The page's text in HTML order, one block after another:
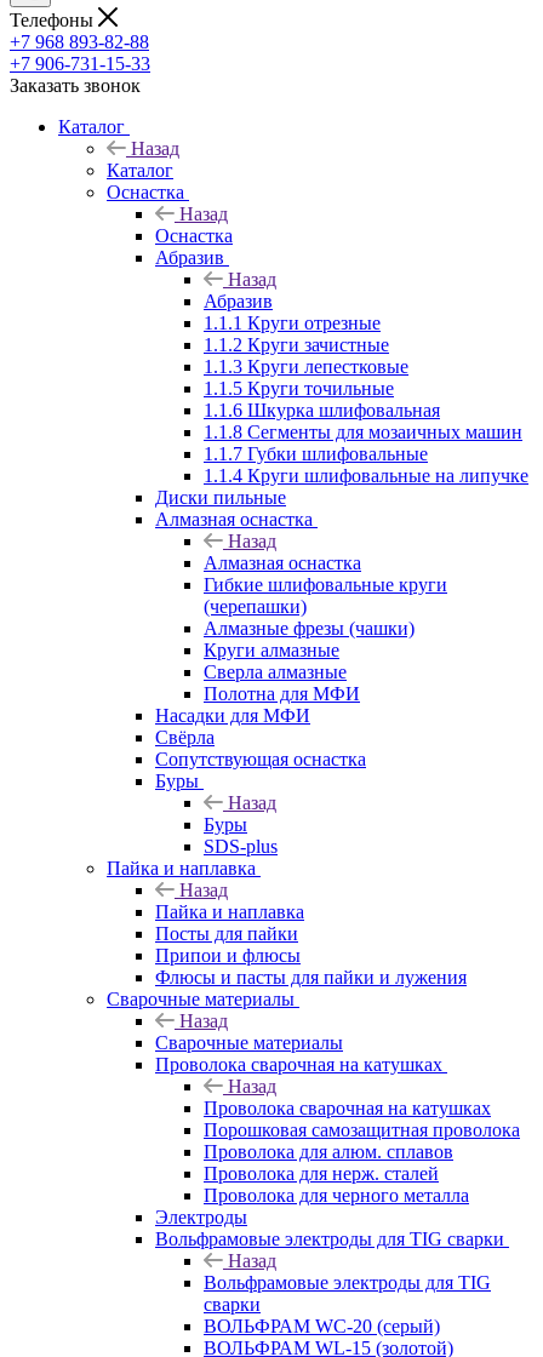
Телефоны
+7 968 893-82-88
+7 906-731-15-33
Заказать звонок
Каталог
Назад
Каталог
Оснастка
Назад
Оснастка
Абразив
Назад
Абразив
1.1.1 Круги отрезные
1.1.2 Круги зачистные
1.1.3 Круги лепестковые
1.1.5 Круги точильные
1.1.6 Шкурка шлифовальная
1.1.8 Сегменты для мозаичных машин
1.1.7 Губки шлифовальные
1.1.4 Круги шлифовальные на липучке
Диски пильные
Алмазная оснастка
Назад
Алмазная оснастка
Гибкие шлифовальные круги
(черепашки)
Алмазные фрезы (чашки)
Круги алмазные
Сверла алмазные
Полотна для МФИ
Насадки для МФИ
Свёрла
Сопутствующая оснастка
Буры
Назад
Буры
SDS-plus
Пайка и наплавка
Назад
Пайка и наплавка
Посты для пайки
Припои и флюсы
Флюсы и пасты для пайки и лужения
Сварочные материалы
Назад
Сварочные материалы
Проволока сварочная на катушках
Назад
Проволока сварочная на катушках
Порошковая самозащитная проволока
Проволока для алюм. сплавов
Проволока для нерж. сталей
Проволока для черного металла
Электроды
Вольфрамовые электроды для TIG сварки
Назад
Вольфрамовые электроды для TIG
сварки
ВОЛЬФРАМ WC-20 (серый)
ВОЛЬФРАМ WL-15 (золотой)